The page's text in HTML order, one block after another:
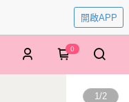
開啟APP
0
1/2